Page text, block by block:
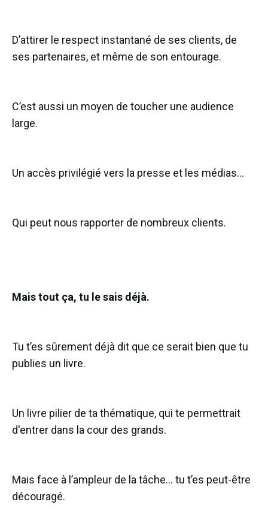
D’attirer le respect instantané de ses clients, de
ses partenaires, et même de son entourage.
C’est aussi un moyen de toucher une audience
large.
Un accès privilégié vers la presse et les médias…
Qui peut nous rapporter de nombreux clients.
Mais tout ça, tu le sais déjà.
Tu t’es sûrement déjà dit que ce serait bien que tu
publies un livre.
Un livre pilier de ta thématique, qui te permettrait
d'entrer dans la cour des grands.
Mais face à l’ampleur de la tâche… tu t’es peut-être
découragé.